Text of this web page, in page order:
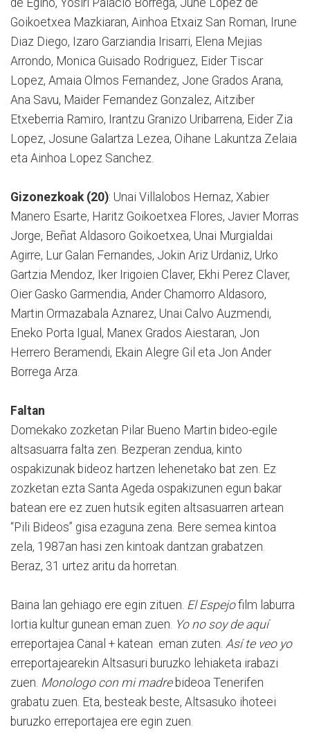
de Egino, Yosiri Palacio Borrega, June Lopez de
Goikoetxea Mazkiaran, Ainhoa Etxaiz San Roman, Irune
Diaz Diego, Izaro Garziandia Irisarri, Elena Mejias
Arrondo, Monica Guisado Rodriguez, Eider Tiscar
Lopez, Amaia Olmos Fernandez, Jone Grados Arana,
Ana Savu, Maider Fernandez Gonzalez, Aitziber
Etxeberria Ramiro, Irantzu Granizo Uribarrena, Eider Zia
Lopez, Josune Galartza Lezea, Oihane Lakuntza Zelaia
eta Ainhoa Lopez Sanchez.
Gizonezkoak (20): Unai Villalobos Hernaz, Xabier
Manero Esarte, Haritz Goikoetxea Flores, Javier Morras
Jorge, Beñat Aldasoro Goikoetxea, Unai Murgialdai
Agirre, Lur Galan Fernandes, Jokin Ariz Urdaniz, Urko
Gartzia Mendoz, Iker Irigoien Claver, Ekhi Perez Claver,
Oier Gasko Garmendia, Ander Chamorro Aldasoro,
Martin Ormazabala Aznarez, Unai Calvo Auzmendi,
Eneko Porta Igual, Manex Grados Aiestaran, Jon
Herrero Beramendi, Ekain Alegre Gil eta Jon Ander
Borrega Arza.
Faltan
Domekako zozketan Pilar Bueno Martin bideo-egile
altsasuarra falta zen. Bezperan zendua, kinto
ospakizunak bideoz hartzen lehenetako bat zen. Ez
zozketan ezta Santa Ageda ospakizunen egun bakar
batean ere ez zuen hutsik egiten altsasuarren artean
“Pili Bideos” gisa ezaguna zena. Bere semea kintoa
zela, 1987an hasi zen kintoak dantzan grabatzen.
Beraz, 31 urtez aritu da horretan.
Baina lan gehiago ere egin zituen. El Espejofilm laburra
Iortia kultur gunean eman zuen. Yo no soy de aquí
erreportajea Canal + katean eman zuten. Así te veo yo
erreportajearekin Altsasuri buruzko lehiaketa irabazi
zuen. Monologo con mi madrebideoa Tenerifen
grabatu zuen. Eta, besteak beste, Altsasuko ihoteei
buruzko erreportajea ere egin zuen.